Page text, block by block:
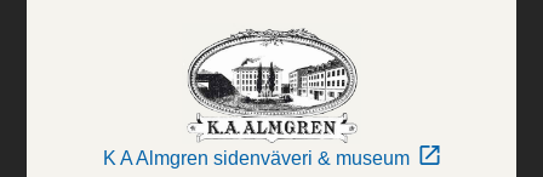
K A Almgren sidenväveri & museum